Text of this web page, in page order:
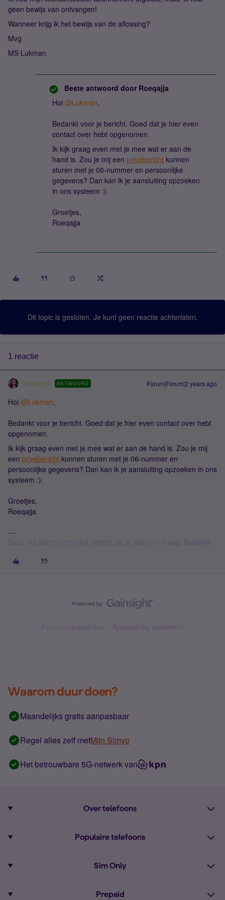
geen bewijs van ontvangen!
Wanneer krijg ik het bewijs van de aflossing?
Mvg
MS Lukman
Beste antwoord door Roeqajja
Hoi @Lukman,
Bedankt voor je bericht. Goed dat je hier even
contact over hebt opgenomen.
Ik kijk graag even met je mee wat er aan de
hand is. Zou je mij een privébericht kunnen
sturen met je 06-nummer en persoonlijke
gegevens? Dan kan ik je aansluiting opzoeken
in ons systeem :).
Groetjes,
Roeqajja
Dit topic is gesloten. Je kunt geen reactie achterlaten.
1 reactie
Roeqajja ANTWOORD Forum|Forum|2 years ago
Hoi @Lukman,
Bedankt voor je bericht. Goed dat je hier even contact over hebt
opgenomen.
Ik kijk graag even met je mee wat er aan de hand is. Zou je mij
een privébericht kunnen sturen met je 06-nummer en
persoonlijke gegevens? Dan kan ik je aansluiting opzoeken in ons
systeem :).
Groetjes,
Roeqajja
Forumvoorwaarden Accessibility statement
Waarom duur doen?
Maandelijks gratis aanpasbaar
Regel alles zelf metMijn Simyo
Het betrouwbare 5G-netwerk van
Over telefoons
Alle telefoons
Populaire telefoons
iPhone 16
Sim Only
Prepaid